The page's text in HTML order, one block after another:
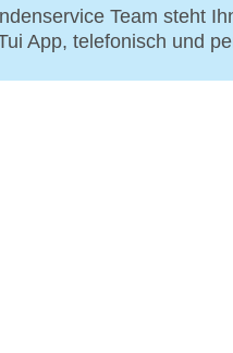
Team steht
App, telefonisch und